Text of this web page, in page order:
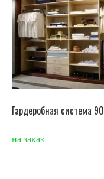
Гардеробная система 90
на заказ